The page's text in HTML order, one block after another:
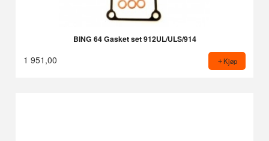
BING 64 Gasket set 912UL/ULS/914
1 951,00 Kjøp